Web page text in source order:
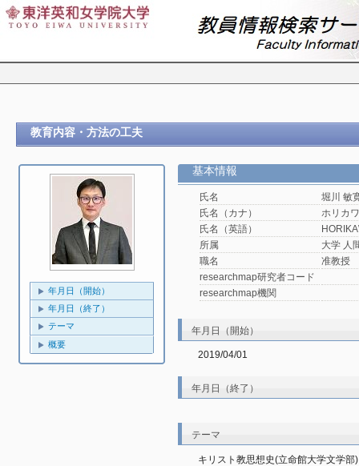
教育内容・方法の工夫
年月日（開始）
年月日（終了）
テーマ
概要
基本情報
氏名
堀川 敏
氏名（カナ）
ホリカ
氏名（英語）
所属
大学 人
職名
准教授
researchmap研究者コード
researchmap機関
年月日（開始）
2019/04/01
年月日（終了）
テーマ
キリスト教思想史(立命館大学文学部)